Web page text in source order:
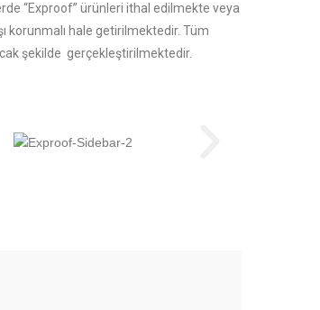
“Exproof” ürünleri ithal edilmekte veya
korunmalı hale getirilmektedir. Tüm
şekilde gerçekleştirilmektedir.